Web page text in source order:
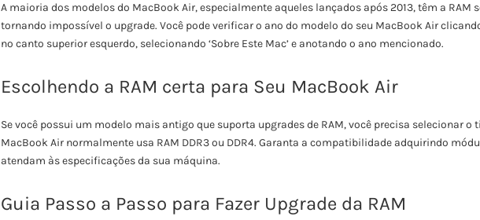
A maioria dos modelos do MacBook Air, especialmente aqueles lançados após 2013, têm a RAM
tornando impossível o upgrade. Você pode verificar o ano do modelo do seu MacBook Air
no canto superior esquerdo, selecionando ‘Sobre Este Mac’ e anotando o ano mencionado.
Escolhendo a RAM certa para Seu MacBook Air
Se você possui um modelo mais antigo que suporta upgrades de RAM, você precisa selecionar o
MacBook Air normalmente usa RAM DDR3 ou DDR4. Garanta a compatibilidade adquirindo
atendam às especificações da sua máquina.
Guia Passo a Passo para Fazer Upgrade da RAM